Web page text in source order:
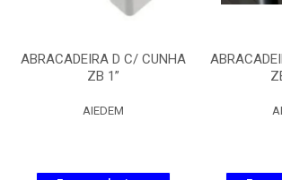
ABRACADEIRA D C/ CUNHA
ZB 1”
AIEDEM